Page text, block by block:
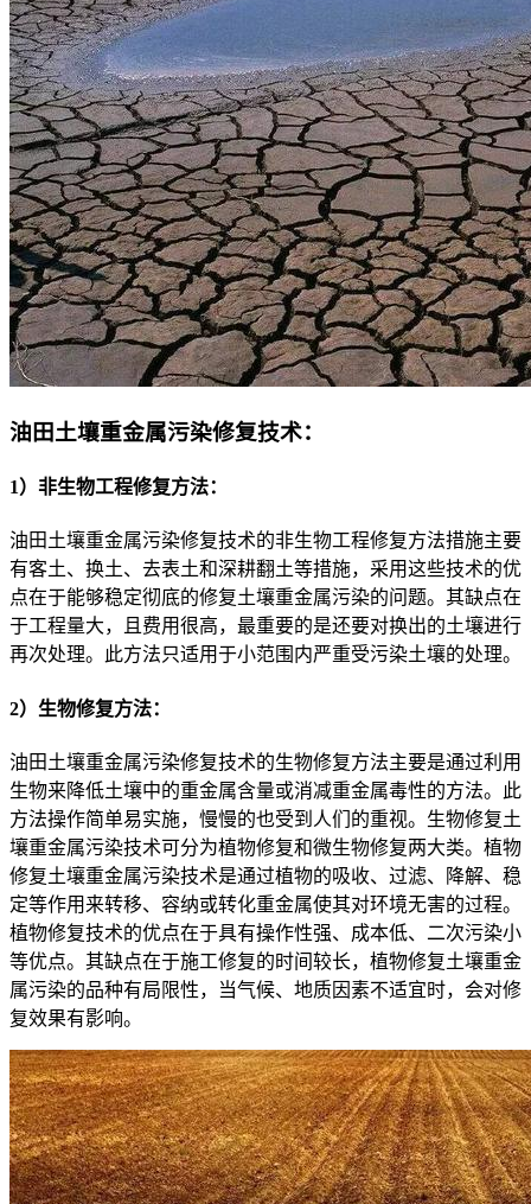
油田土壤重金属污染修复技术：
1）非生物工程修复方法：
油田土壤重金属污染修复技术的非生物工程修复方法措施主要
有客土、换土、去表土和深耕翻土等措施，采用这些技术的优
点在于能够稳定彻底的修复土壤重金属污染的问题。其缺点在
于工程量大，且费用很高，最重要的是还要对换出的土壤进行
再次处理。此方法只适用于小范围内严重受污染土壤的处理。
2）生物修复方法：
油田土壤重金属污染修复技术的生物修复方法主要是通过利用
生物来降低土壤中的重金属含量或消减重金属毒性的方法。此
方法操作简单易实施，慢慢的也受到人们的重视。生物修复土
壤重金属污染技术可分为植物修复和微生物修复两大类。植物
修复土壤重金属污染技术是通过植物的吸收、过滤、降解、稳
定等作用来转移、容纳或转化重金属使其对环境无害的过程。
植物修复技术的优点在于具有操作性强、成本低、二次污染小
等优点。其缺点在于施工修复的时间较长，植物修复土壤重金
属污染的品种有局限性，当气候、地质因素不适宜时，会对修
复效果有影响。